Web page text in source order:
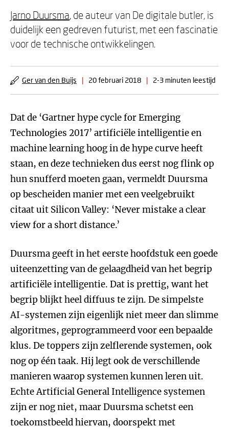
Jarno Duursma, de auteur van De digitale butler, is
duidelijk een gedreven futurist, met een fascinatie
voor de technische ontwikkelingen.
Ger van den Buijs | 20 februari 2018 | 2-3 minuten leestijd
Dat de ‘Gartner hype cycle for Emerging
Technologies 2017’ artificiële intelligentie en
machine learning hoog in de hype curve heeft
staan, en deze technieken dus eerst nog flink op
hun snufferd moeten gaan, vermeldt Duursma
op bescheiden manier met een veelgebruikt
citaat uit Silicon Valley: ‘Never mistake a clear
view for a short distance.’
Duursma geeft in het eerste hoofdstuk een goede
uiteenzetting van de gelaagdheid van het begrip
artificiële intelligentie. Dat is prettig, want het
begrip blijkt heel diffuus te zijn. De simpelste
AI-systemen zijn eigenlijk niet meer dan slimme
algoritmes, geprogrammeerd voor een bepaalde
klus. De toppers zijn zelflerende systemen, ook
nog op één taak. Hij legt ook de verschillende
manieren waarop systemen kunnen leren uit.
Echte Artificial General Intelligence systemen
zijn er nog niet, maar Duursma schetst een
toekomstbeeld hiervan, doorspekt met